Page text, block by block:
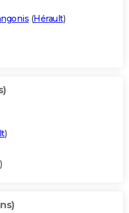
(Hérault)
)
)